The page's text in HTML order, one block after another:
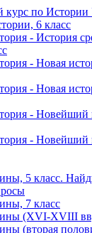
курс по
6 класс
- История
- Новая
- Новая
- Новейший
- Новейший
5 класс.
7 класс
(XVI-XVIII
(вторая